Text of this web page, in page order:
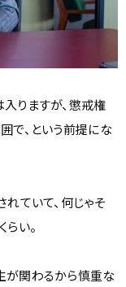
りますが、懲戒権
で、という前提にな
ていて、何じゃそ
い。
が関わるから慎重な